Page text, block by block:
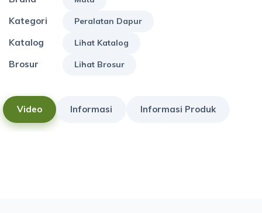
Kategori Peralatan Dapur
Katalog Lihat Katalog
Brosur Lihat Brosur
Video Informasi Informasi Produk